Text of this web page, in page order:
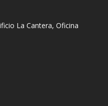
La Cantera, Oficina